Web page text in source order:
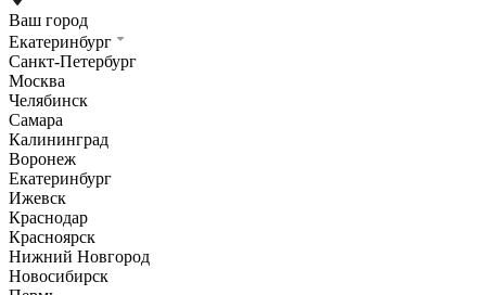
Ваш город
Екатеринбург
Санкт-Петербург
Москва
Челябинск
Самара
Калининград
Воронеж
Екатеринбург
Ижевск
Краснодар
Красноярск
Нижний Новгород
Новосибирск